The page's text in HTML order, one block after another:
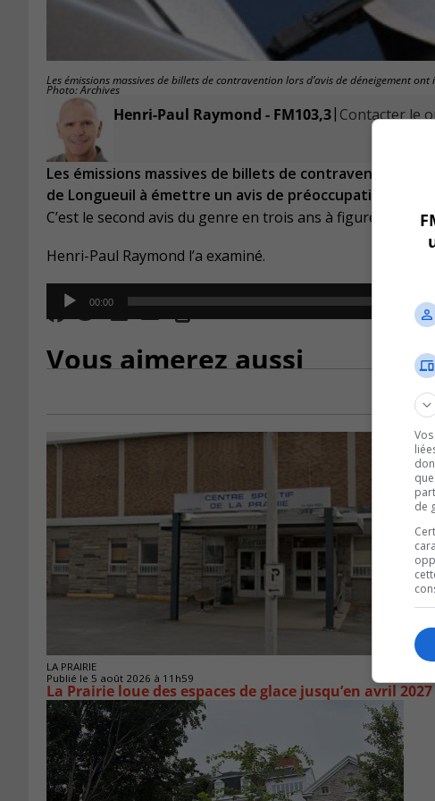
Les émissions massives de billets de contravention lors d’avis de déneigement
Photo: Archives
Henri-Paul Raymond - FM103,3| Contacter le
Les émissions massives de billets de contravention
de Longueuil à émettre un avis de préoccupation.
C’est le second avis du genre en trois ans à figurer dans
Henri-Paul Raymond l’a examiné.
Audio
Player
00:00
Vous aimerez aussi
LA PRAIRIE
Publié le 5 août 2026 à 11h59
La Prairie loue des espaces de glace jusqu’en avril 2027
de